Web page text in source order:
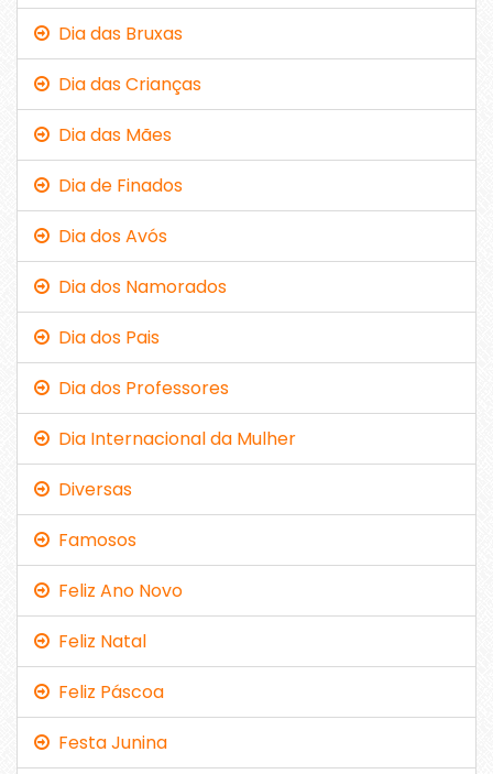
Dia das Bruxas
Dia das Crianças
Dia das Mães
Dia de Finados
Dia dos Avós
Dia dos Namorados
Dia dos Pais
Dia dos Professores
Dia Internacional da Mulher
Diversas
Famosos
Feliz Ano Novo
Feliz Natal
Feliz Páscoa
Festa Junina